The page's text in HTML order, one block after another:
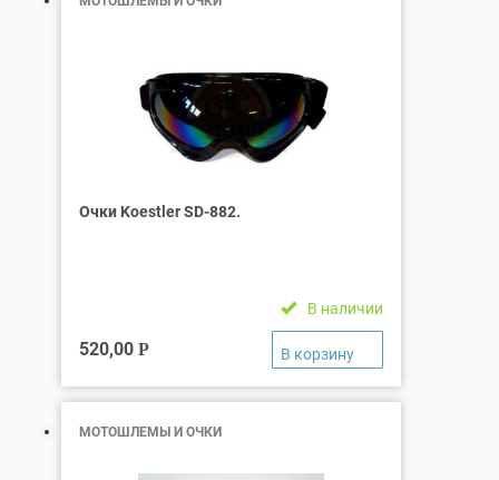
Очки Koestler SD-882.
В наличии
520,00 Р
МОТОШЛЕМЫ И ОЧКИ